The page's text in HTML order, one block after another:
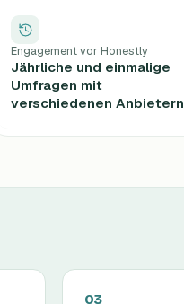
Engagement vor Honestly
Jährliche und einmalige
Umfragen mit
verschiedenen Anbietern